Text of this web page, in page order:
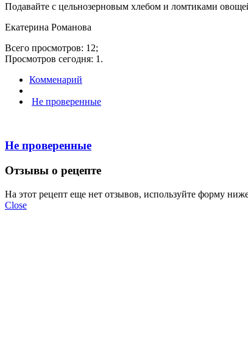
Подавайте с цельнозерновым хлебом и ломтиками
Екатерина Романова
Всего просмотров: 12;
Просмотров сегодня: 1.
Комменарий
Не проверенные
Не проверенные
Отзывы о рецепте
На этот рецепт еще нет отзывов, используйте форму
Close